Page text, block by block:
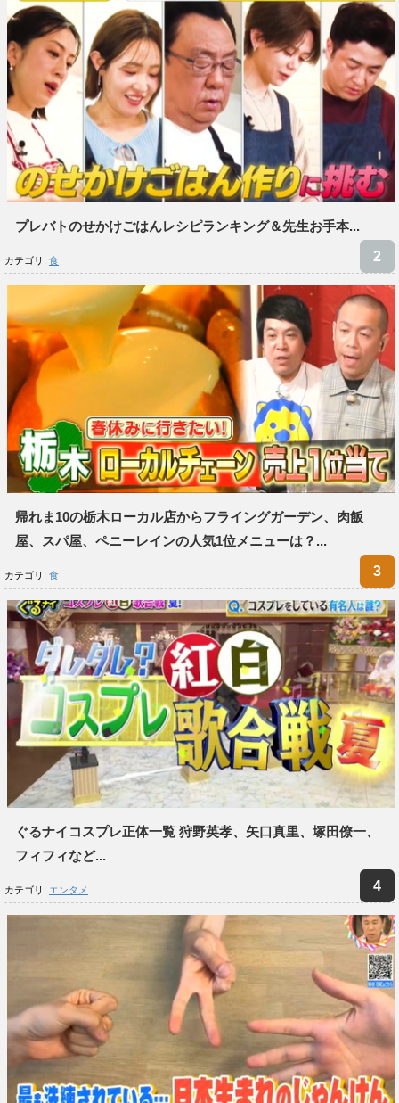
プレバトのせかけごはんレシピランキング＆先生お手本...
カテゴリ: 食
帰れま10の栃木ローカル店からフライングガーデン、肉飯
屋、スパ屋、ペニーレインの人気1位メニューは？...
カテゴリ: 食
ぐるナイコスプレ正体一覧 狩野英孝、矢口真里、塚田僚一、
フィフィなど...
カテゴリ: エンタメ